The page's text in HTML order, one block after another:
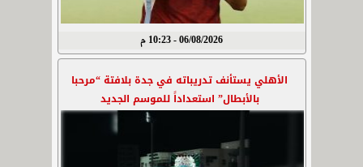
06/08/2026 - 10:23 م
الأهلي يستأنف تدريباته في جدة بلافتة “مرحبا
بالأبطال” استعداداً للموسم الجديد